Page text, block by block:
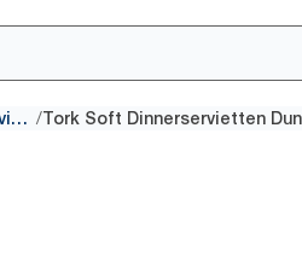
Traditionelle Servietten /